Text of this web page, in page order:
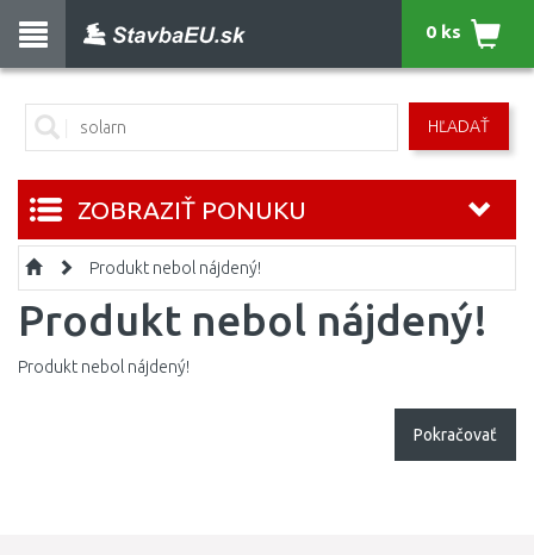
HĽADAŤ
0 ks
ZOBRAZIŤ PONUKU
Produkt nebol nájdený!
Produkt nebol nájdený!
Produkt nebol nájdený!
Pokračovať